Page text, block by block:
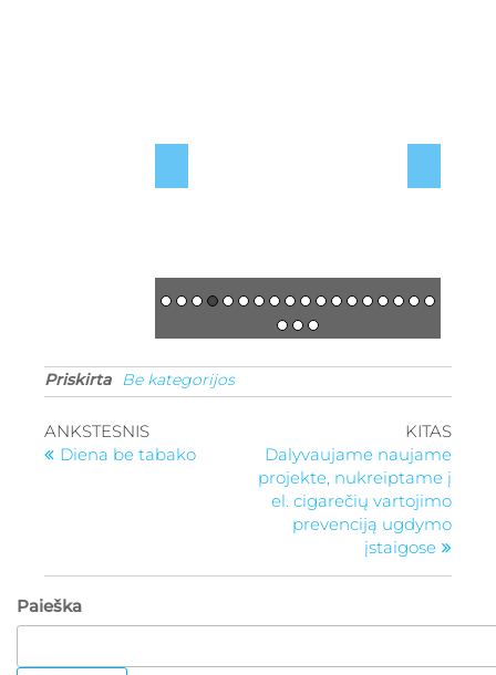
Priskirta Be kategorijos
ANKSTESNIS
Diena be tabako
KITAS
Dalyvaujame naujame
projekte, nukreiptame į
el. cigarečių vartojimo
prevenciją ugdymo
įstaigose
Paieška